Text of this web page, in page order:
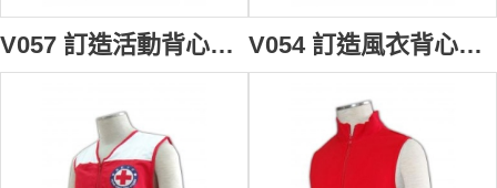
V057 訂造活動背心褸 訂購團體背心外套 訂製釣魚背心 背心外套供應商HK V054 訂造風衣背心褸 訂購團體活動背心外套 設計開胸背心褸 訂造淨色背心批發商